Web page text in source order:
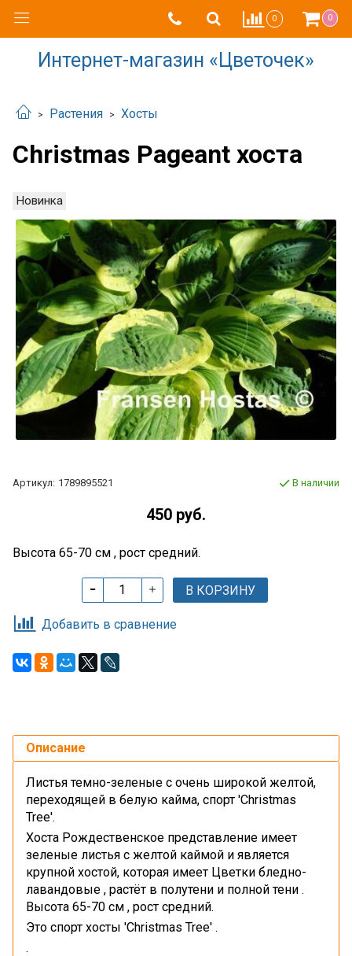
0 0
Интернет-магазин «Цветочек»
Растения Хосты
Christmas Pageant хоста
Новинка
Артикул: 1789895521 В наличии
450 руб.
Высота 65-70 см , рост средний.
В КОРЗИНУ
Добавить в сравнение
Описание
Листья темно-зеленые с очень широкой желтой,
переходящей в белую кайма, спорт 'Christmas
Tree'.
Хоста Рождественское представление имеет
зеленые листья с желтой каймой и является
крупной хостой, которая имеет Цветки бледно-
лавандовые , растёт в полутени и полной тени .
Высота 65-70 см , рост средний.
Это спорт хосты 'Christmas Tree' .
.